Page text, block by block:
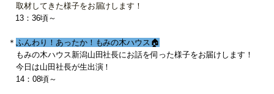
取材してきた様子をお届けします！
13：36頃～
＊ふんわり！あったか！もみの木ハウス🏠
もみの木ハウス新潟山田社長にお話を伺った様子をお届けします！
今日は山田社長が生出演！
14：08頃～